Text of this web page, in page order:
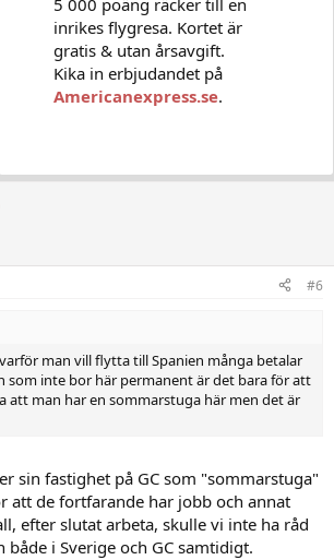
5 000 poäng räcker till en
inrikes flygresa. Kortet är
gratis & utan årsavgift.
Kika in erbjudandet på
Americanexpress.se.
#6
man vill flytta till Spanien många betalar
som inte bor här permanent är det bara för att
att man har en sommarstuga här men det är
sin fastighet på GC som "sommarstuga"
att de fortfarande har jobb och annat
efter slutat arbeta, skulle vi inte ha råd
både i Sverige och GC samtidigt.